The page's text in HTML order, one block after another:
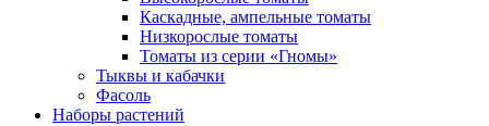
Каскадные, ампельные томаты
Низкорослые томаты
Томаты из серии «Гномы»
Тыквы и кабачки
Фасоль
Наборы растений